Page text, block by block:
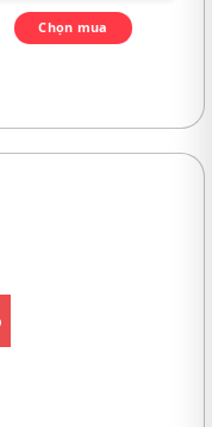
Chọn mua